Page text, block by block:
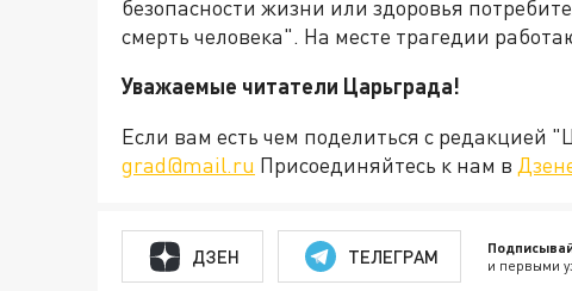
безопасности жизни или здоровья
смерть человека". На месте трагедии
Уважаемые читатели Царьграда!
Если вам есть чем поделиться с
grad@mail.ru Присоединяйтесь к нам в
ДЗЕН ТЕЛЕГРАМ и первыми